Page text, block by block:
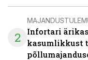
2
Infortari
kasumlikkust